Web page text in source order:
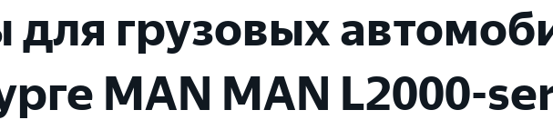
грузовых
MAN MAN L2000-